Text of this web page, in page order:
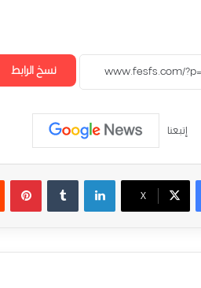
نسخ الرابط
إتبعنا
‫X
لينكدإن ‏Tumblr بينتيريست